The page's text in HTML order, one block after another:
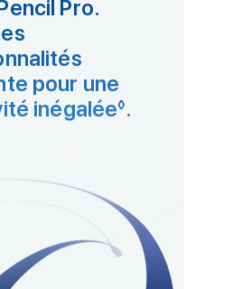
Pro.
pour une
inégalée◊Renvoi aux
.